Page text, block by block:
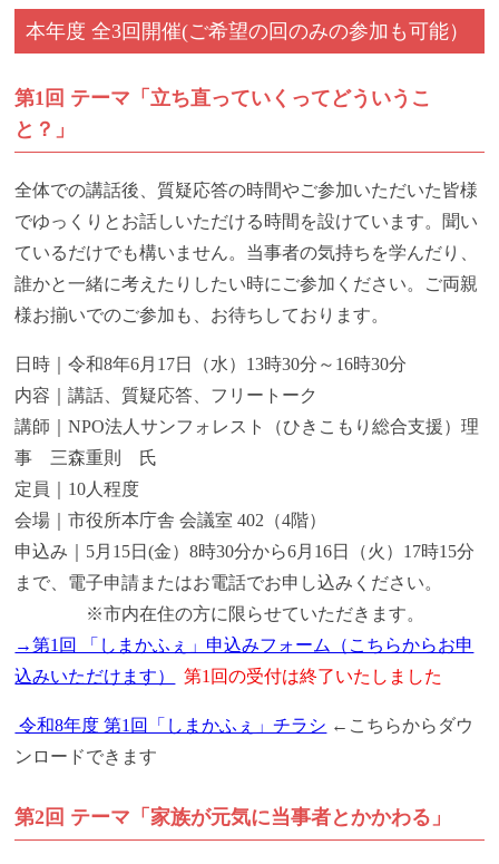
本年度 全3回開催(ご希望の回のみの参加も可能）
第1回 テーマ「立ち直っていくってどういうこ
と？」
全体での講話後、質疑応答の時間やご参加いただいた皆様
でゆっくりとお話しいただける時間を設けています。聞い
ているだけでも構いません。当事者の気持ちを学んだり、
誰かと一緒に考えたりしたい時にご参加ください。ご両親
様お揃いでのご参加も、お待ちしております。
日時｜令和8年6月17日（水）13時30分～16時30分
内容｜講話、質疑応答、フリートーク
講師｜NPO法人サンフォレスト（ひきこもり総合支援）理
事 三森重則 氏
定員｜10人程度
会場｜市役所本庁舎 会議室 402（4階）
申込み｜5月15日(金）8時30分から6月16日（火）17時15分
まで、電子申請またはお電話でお申し込みください。
※市内在住の方に限らせていただきます。
→第1回 「しまかふぇ」申込みフォーム（こちらからお申
込みいただけます）
第1回の受付は終了いたしました
令和8年度 第1回「しまかふぇ」チラシ ←こちらからダウ
ンロードできます
第2回 テーマ「家族が元気に当事者とかかわる」